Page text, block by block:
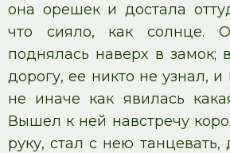
она орешек и достала
что сияло, как солнце.
поднялась наверх в замок;
дорогу, ее никто не узнал,
не иначе как явилась
Вышел к ней навстречу
руку, стал с нею